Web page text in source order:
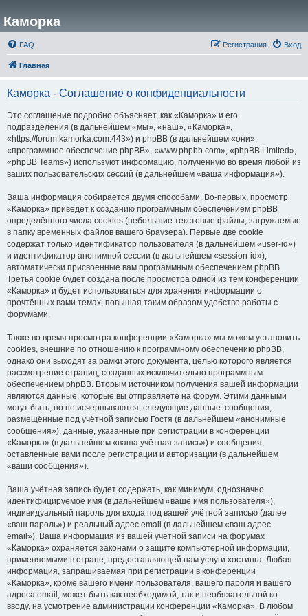
Каморка
FAQ Вход
Регистрация
Главная
Каморка - Соглашение о конфиденциальности
Это соглашение подробно объясняет, как «Каморка» и его
подразделения (в дальнейшем «мы», «наш», «Каморка»,
«https://forum.kamorka.com:443») и phpBB (в дальнейшем «они»,
«программное обеспечение phpBB», «www.phpbb.com», «phpBB Limited»,
«phpBB Teams») используют информацию, полученную во время любой из
ваших пользовательских сессий (в дальнейшем «ваша информация»).
Ваша информация собирается двумя способами. Во-первых, просмотр
«Каморка» приведёт к созданию программным обеспечением phpBB
определённого числа cookies (небольшие текстовые файлы, загружаемые
в папку временных файлов вашего браузера). Первые две cookie
содержат только идентификатор пользователя (в дальнейшем «user-id»)
и идентификатор анонимной сессии (в дальнейшем «session-id»),
автоматически присвоенные вам программным обеспечением phpBB.
Третья cookie будет создана после просмотра одной из тем конференции
«Каморка» и будет использоваться для хранения информации о
прочтённых вами темах, повышая таким образом удобство работы с
форумами.
Также во время просмотра конференции «Каморка» мы можем установить
cookies, внешние по отношению к программному обеспечению phpBB,
однако они выходят за рамки этого документа, целью которого является
рассмотрение страниц, созданных исключительно программным
обеспечением phpBB. Вторым источником получения вашей информации
являются данные, которые вы отправляете на форум. Этими данными
могут быть, но не исчерпываются, следующие данные: сообщения,
размещённые под учётной записью Гостя (в дальнейшем «анонимные
сообщения»), данные, указанные при регистрации в конференции
«Каморка» (в дальнейшем «ваша учётная запись») и сообщения,
оставленные вами после регистрации и авторизации (в дальнейшем
«ваши сообщения»).
Ваша учётная запись будет содержать, как минимум, однозначно
идентифицируемое имя (в дальнейшем «ваше имя пользователя»),
индивидуальный пароль для входа под вашей учётной записью (далее
«ваш пароль») и реальный адрес email (в дальнейшем «ваш адрес
email»). Ваша информация из вашей учётной записи на форумах
«Каморка» охраняется законами о защите компьютерной информации,
применяемыми в стране, предоставляющей нам услуги хостинга. Любая
информация, запрашиваемая при регистрации в конференции
«Каморка», кроме вашего имени пользователя, вашего пароля и вашего
адреса email, может быть как необходимой, так и необязательной ко
вводу, на усмотрение администрации конференции «Каморка». В любом